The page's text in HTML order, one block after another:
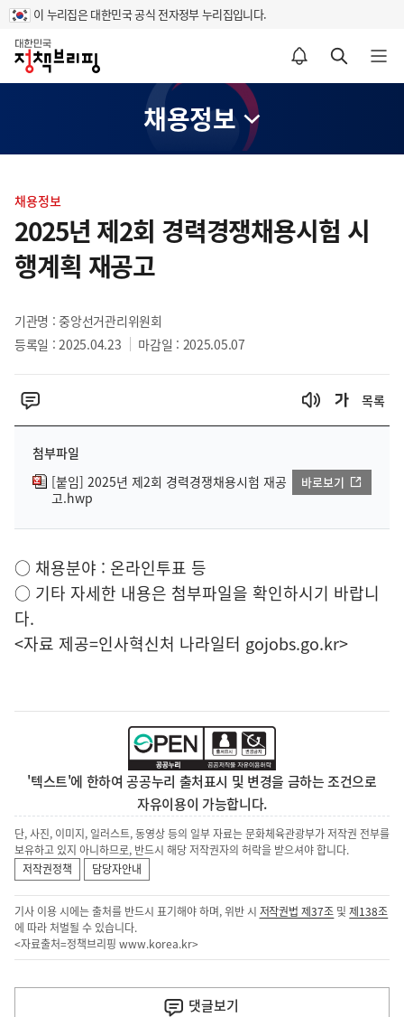
이 누리집은 대한민국 공식 전자정부 누리집입니다.
홈
알림설정 바로가기 검색 바로가기 메뉴 열기
채용정보
텐
츠
영
역
채용정보
2025년 제2회 경력경쟁채용시험 시
행계획 재공고
기관명 : 중앙선거관리위원회
등록일 : 2025.04.23
마감일 : 2025.05.07
목록
첨부파일
[붙임] 2025년 제2회 경력경쟁채용시험 재공
고.hwp
바로보기
○ 채용분야 : 온라인투표 등
○ 기타 자세한 내용은 첨부파일을 확인하시기 바랍니
다.
<자료 제공=인사혁신처 나라일터 gojobs.go.kr>
'텍스트'에 한하여 공공누리 출처표시 및 변경을 금하는 조건으로
자유이용이 가능합니다.
단, 사진, 이미지, 일러스트, 동영상 등의 일부 자료는 문화체육관광부가 저작권 전부를
보유하고 있지 아니하므로, 반드시 해당 저작권자의 허락을 받으셔야 합니다.
저작권정책
담당자안내
기사 이용 시에는 출처를 반드시 표기해야 하며, 위반 시 저작권법 제37조 및제138조
에 따라 처벌될 수 있습니다.
<자료출처=정책브리핑 www.korea.kr>
댓글보기